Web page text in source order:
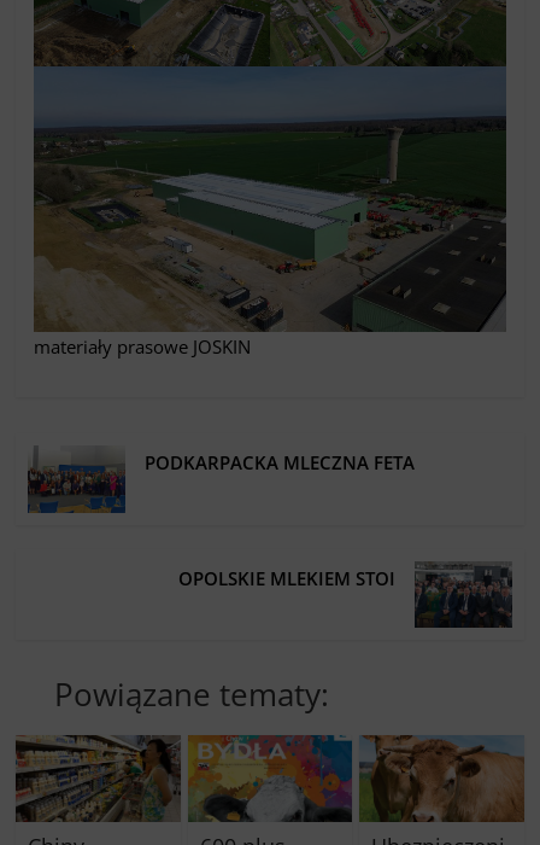
materiały prasowe JOSKIN
PODKARPACKA MLECZNA FETA
OPOLSKIE MLEKIEM STOI
Powiązane tematy: